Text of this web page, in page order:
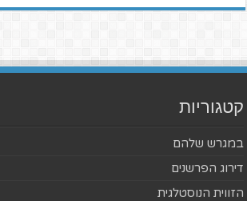
קטגוריות
במגרש שלהם
דירוג הפרשנים
הזווית הנוסטלגית